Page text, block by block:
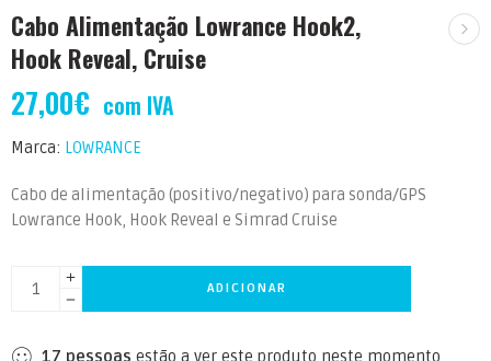
Cabo Alimentação Lowrance Hook2,
Hook Reveal, Cruise
27,00€ com IVA
Marca: LOWRANCE
Cabo de alimentação (positivo/negativo) para sonda/GPS
Lowrance Hook, Hook Reveal e Simrad Cruise
ADICIONAR
17 pessoas estão a ver este produto neste momento